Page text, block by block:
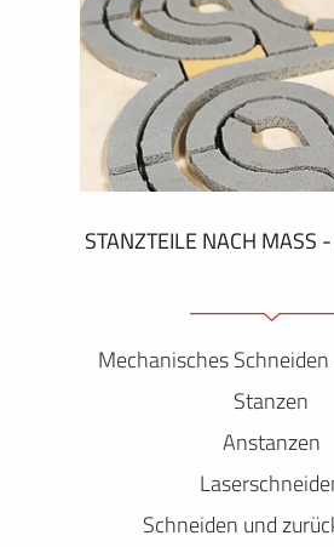
STANZTEILE NACH MASS -
Mechanisches
Stanzen
Anstanzen
Schneiden und